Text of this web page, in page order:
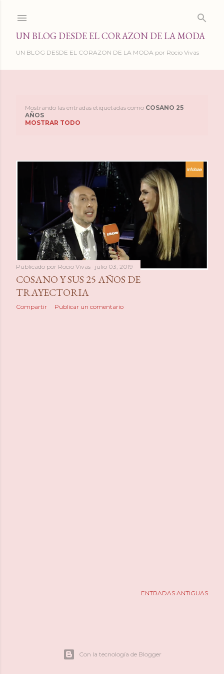
UN BLOG DESDE EL CORAZON DE LA MODA
UN BLOG DESDE EL CORAZON DE LA MODA por Rocio Vivas
t
d
a
Mostrando las entradas etiquetadas como COSANO 25
AÑOS
MOSTRAR TODO
Publicado por Rocio Vivas julio 03, 2019
COSANO Y SUS 25 AÑOS DE
TRAYECTORIA
Compartir Publicar un comentario
ENTRADAS ANTIGUAS
Con la tecnología de Blogger